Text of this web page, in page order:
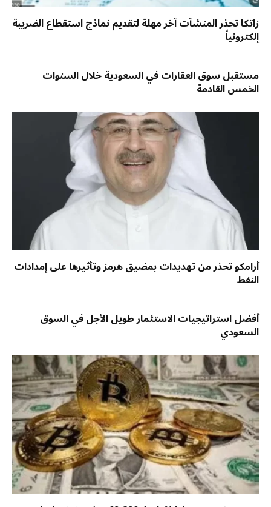
زاتكا تحذر المنشآت آخر مهلة لتقديم نماذج استقطاع الضريبة
إلكترونياً
مستقبل سوق العقارات في السعودية خلال السنوات
الخمس القادمة
أرامكو تحذر من تهديدات بمضيق هرمز وتأثيرها على إمدادات
النفط
أفضل استراتيجيات الاستثمار طويل الأجل في السوق
السعودي